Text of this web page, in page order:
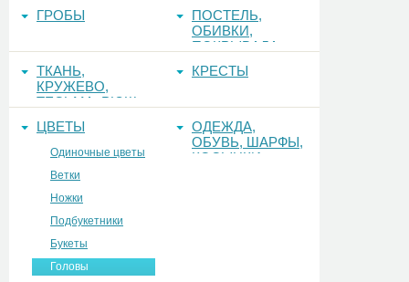
ГРОБЫ
ПОСТЕЛЬ,
ОБИВКИ,
ПОКРЫВАЛА
ТКАНЬ,
КРУЖЕВО,
ТЕСЬМА, РЮШ
КРЕСТЫ
ЦВЕТЫ
Одиночные цветы
Ветки
Ножки
Подбукетники
Букеты
Головы
ОДЕЖДА,
ОБУВЬ, ШАРФЫ,
КОСЫНКИ